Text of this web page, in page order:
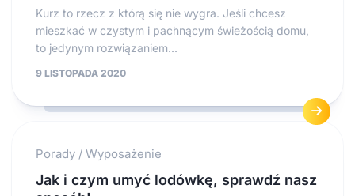
Kurz to rzecz z którą się nie wygra. Jeśli chcesz
mieszkać w czystym i pachnącym świeżością domu,
to jedynym rozwiązaniem...
9 LISTOPADA 2020
Porady / Wyposażenie
Jak i czym umyć lodówkę, sprawdź nasz